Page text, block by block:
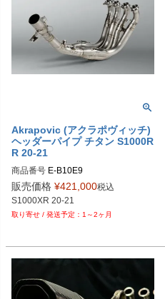
Akrapovic (アクラポヴィッチ)
ヘッダーパイプ チタン S1000R
R 20-21
商品番号
販売価格 ¥421,000税込
S1000XR 20-21
1～2ヶ月